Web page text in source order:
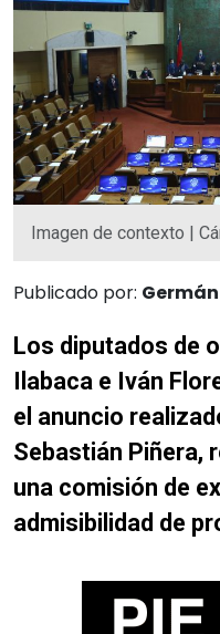
Imagen de contexto |
Publicado por: Germán
Los diputados de
Ilabaca e Iván
el anuncio
Sebastián Piñera,
una comisión de
admisibilidad de